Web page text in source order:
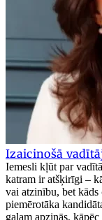
Izaicinošā
Iemesli kļūt par
katram ir atšķirīgi –
vai atzinību, bet
piemērotāka
galam apzinās,